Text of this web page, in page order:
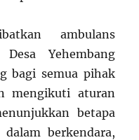
ambulans
Yehembang
bagi semua pihak
mengikuti aturan
betapa
berkendara,